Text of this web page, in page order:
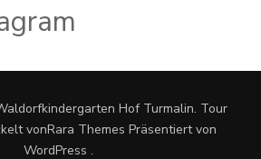
Hof Turmalin. Tour
vonRara Themes Präsentiert von
WordPress .